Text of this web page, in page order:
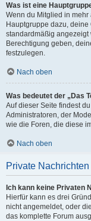
Was ist eine
Wenn du Mitglied in
Hauptgruppe dazu,
standardmäßig angezeigt
Berechtigung geben,
festzulegen.
Nach oben
Was bedeutet der „Das
Auf dieser Seite findest
Administratoren, der
wie die Foren, die diese
Nach oben
Private Nachrichten
Ich kann keine Privaten
Hierfür kann es drei
nicht angemeldet, oder
das komplette Forum